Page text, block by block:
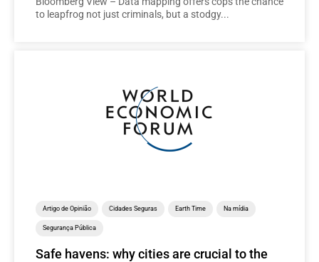
to leapfrog not just criminals, but a stodgy...
Artigo de Opinião Cidades Seguras Earth Time Na mídia
Segurança Pública
Safe havens: why cities are crucial to the